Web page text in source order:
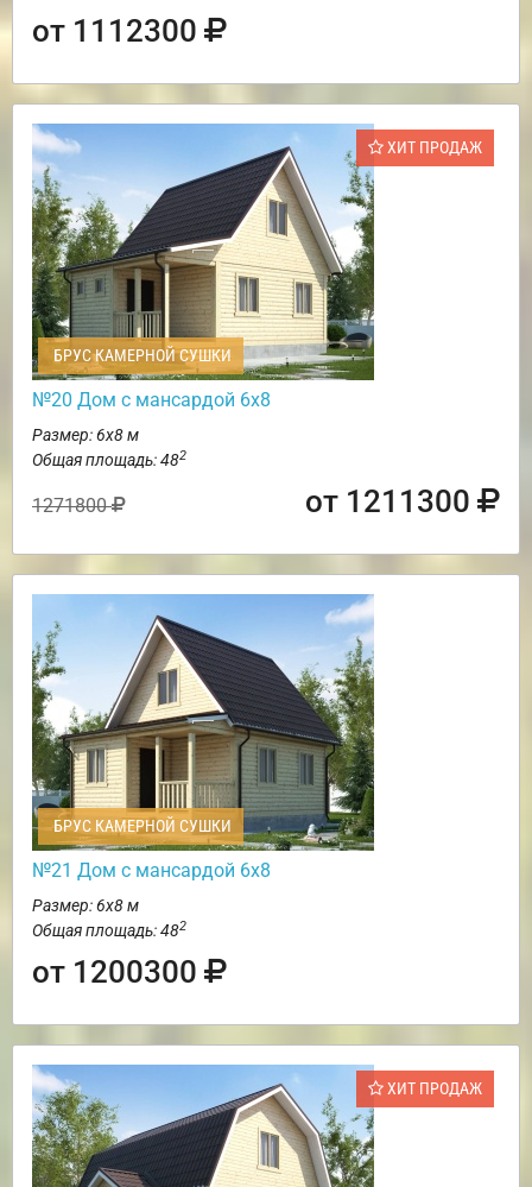
от 1112300
ХИТ ПРОДАЖ
БРУС КАМЕРНОЙ СУШКИ
№20 Дом с мансардой 6х8
Размер: 6х8 м
Общая площадь: 482
1271800 от 1211300
БРУС КАМЕРНОЙ СУШКИ
№21 Дом с мансардой 6х8
Размер: 6х8 м
Общая площадь: 482
от 1200300
ХИТ ПРОДАЖ